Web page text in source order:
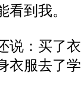
到我。
说 ： 买了
衣服去了